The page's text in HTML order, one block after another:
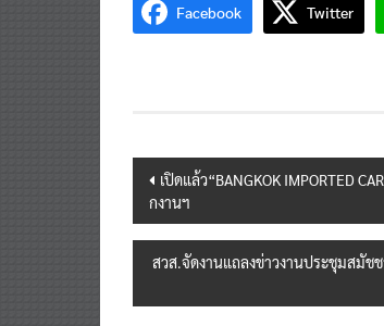
Post
navigation
เปิดแล้ว“BANGKOK IMPORTED
กงานฯ
สวส.จัดงานแถลงข่าวงานประชุมสมั